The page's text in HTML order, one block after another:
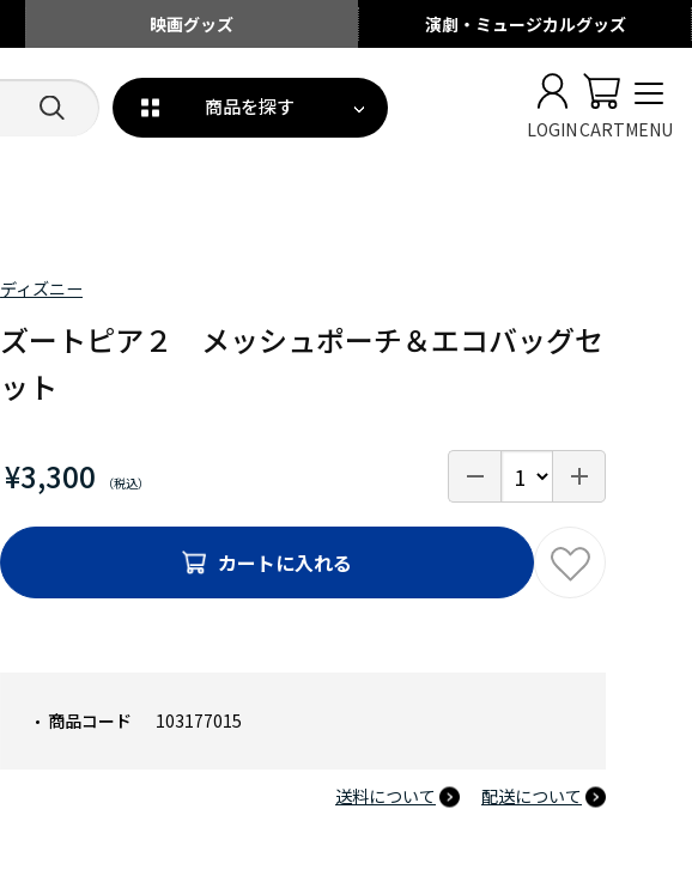
映画グッズ 演劇・ミュージカルグッズ
商品を探す
LOGINCARTMENU
ディズニー
ズートピア２ メッシュポーチ＆エコバッグセ
ット
¥3,300
商品コード 103177015
送料について 配送について
カートに入れる